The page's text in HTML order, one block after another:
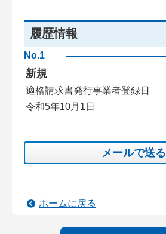
履歴情報
No.1
新規
適格請求書発行事業者登録日
令和5年10月1日
メールで送る
ホームに戻る